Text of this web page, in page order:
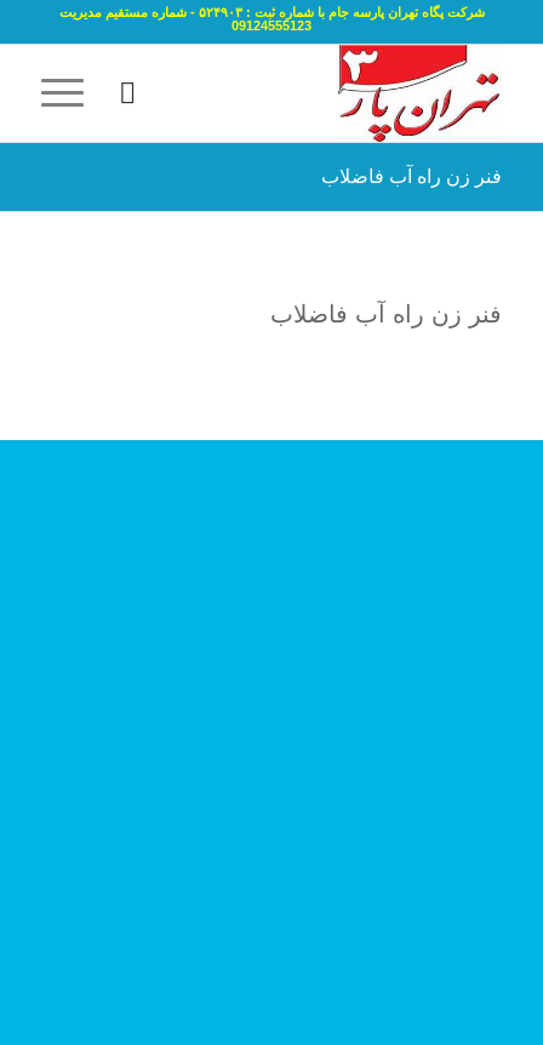
شرکت پگاه تهران پارسه جام با شماره ثبت : ۵۲۴۹۰۳ - شماره مستقیم مدیریت
09124555123
فنر زن راه آب فاضلاب
فنر زن راه آب فاضلاب